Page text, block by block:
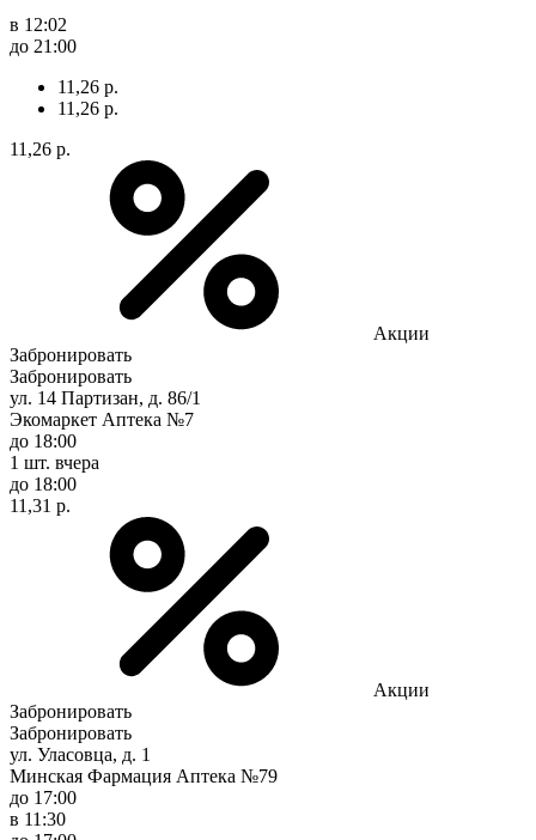
в 12:02
до 21:00
11,26 р.
11,26 р.
11,26 р.
Акции
Забронировать
Забронировать
ул. 14 Партизан, д. 86/1
Экомаркет Аптека №7
до 18:00
1 шт. вчера
до 18:00
11,31 р.
Акции
Забронировать
Забронировать
ул. Уласовца, д. 1
Минская Фармация Аптека №79
до 17:00
в 11:30